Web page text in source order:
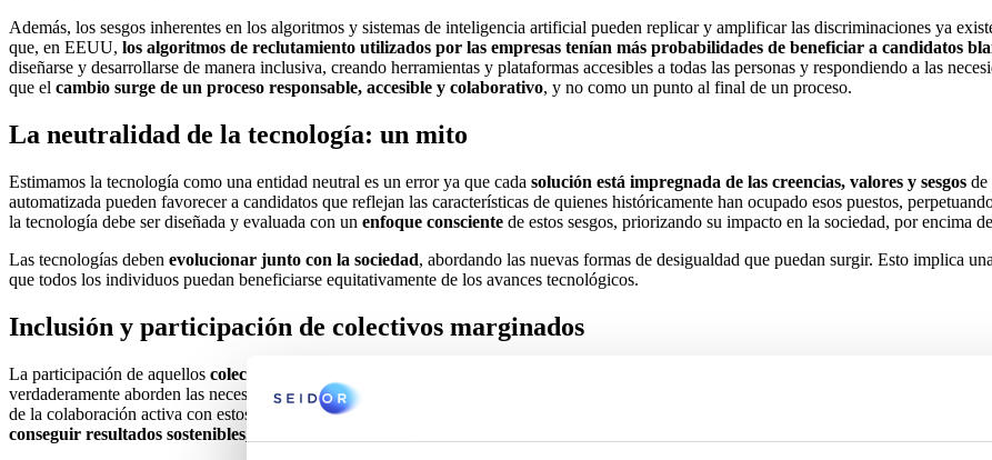
Además, los sesgos inherentes en los algoritmos y sistemas de inteligencia artificial pueden replicar y amplificar las discriminaciones ya
que, en EEUU, los algoritmos de reclutamiento utilizados por las empresas tenían más probabilidades de beneficiar a candidatos
diseñarse y desarrollarse de manera inclusiva, creando herramientas y plataformas accesibles a todas las personas y respondiendo a las
que el cambio surge de un proceso responsable, accesible y colaborativo, y no como un punto al final de un proceso.
La neutralidad de la tecnología: un mito
Estimamos la tecnología como una entidad neutral es un error ya que cada solución está impregnada de las creencias, valores y sesgos de
automatizada pueden favorecer a candidatos que reflejan las características de quienes históricamente han ocupado esos puestos,
la tecnología debe ser diseñada y evaluada con un enfoque consciente de estos sesgos, priorizando su impacto en la sociedad, por encima
Las tecnologías deben evolucionar junto con la sociedad, abordando las nuevas formas de desigualdad que puedan surgir. Esto implica
que todos los individuos puedan beneficiarse equitativamente de los avances tecnológicos.
Inclusión y participación de colectivos marginados
La participación de aquellos colectivos marginados en la concepción y desarrollo de tecnología son esenciales
ya que solamente
verdaderamente aborden las necesidades de todas las personas. Por ejemplo, el diseño de dispositivos que consideren las limitaciones
de la colaboración activa con estos grupos ya que, cada persona, es una experta consecuencia de su propia trayectoria vital y, por lo tanto,
conseguir resultados sostenibles, controlados y dirigidos al colectivo